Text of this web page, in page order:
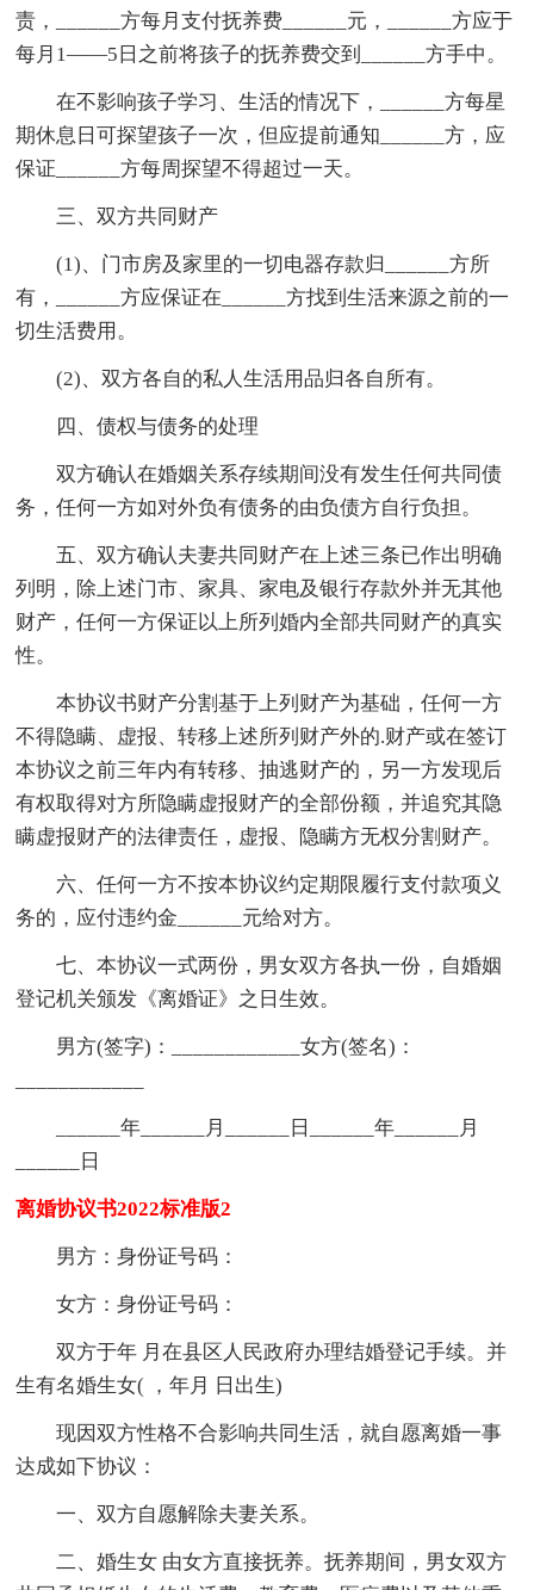
责，______方每月支付抚养费______元，______方应于
每月1——5日之前将孩子的抚养费交到______方手中。
在不影响孩子学习、生活的情况下，______方每星
期休息日可探望孩子一次，但应提前通知______方，应
保证______方每周探望不得超过一天。
三、双方共同财产
(1)、门市房及家里的一切电器存款归______方所
有，______方应保证在______方找到生活来源之前的一
切生活费用。
(2)、双方各自的私人生活用品归各自所有。
四、债权与债务的处理
双方确认在婚姻关系存续期间没有发生任何共同债
务，任何一方如对外负有债务的由负债方自行负担。
五、双方确认夫妻共同财产在上述三条已作出明确
列明，除上述门市、家具、家电及银行存款外并无其他
财产，任何一方保证以上所列婚内全部共同财产的真实
性。
本协议书财产分割基于上列财产为基础，任何一方
不得隐瞒、虚报、转移上述所列财产外的.财产或在签订
本协议之前三年内有转移、抽逃财产的，另一方发现后
有权取得对方所隐瞒虚报财产的全部份额，并追究其隐
瞒虚报财产的法律责任，虚报、隐瞒方无权分割财产。
六、任何一方不按本协议约定期限履行支付款项义
务的，应付违约金______元给对方。
七、本协议一式两份，男女双方各执一份，自婚姻
登记机关颁发《离婚证》之日生效。
男方(签字)：____________女方(签名)：
______年______月______日______年______月
______日
离婚协议书2022标准版2
男方：身份证号码：
女方：身份证号码：
双方于年 月在县区人民政府办理结婚登记手续。并
生有名婚生女( ，年月 日出生)
现因双方性格不合影响共同生活，就自愿离婚一事
达成如下协议：
一、双方自愿解除夫妻关系。
二、婚生女 由女方直接抚养。抚养期间，男女双方